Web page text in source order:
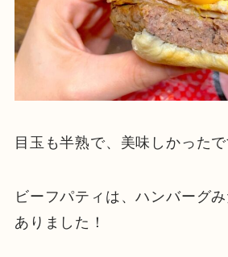
目玉も半熟で、美味しかった
ビーフパティは、ハンバーグ
ありました！